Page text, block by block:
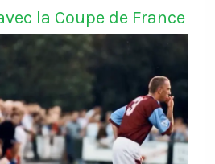
la Coupe de France